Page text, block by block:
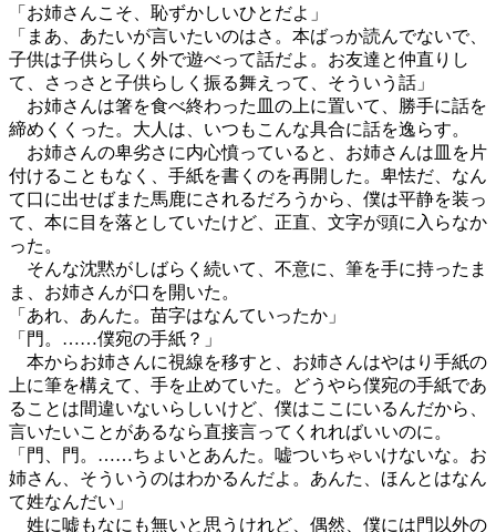
「お姉さんこそ、恥ずかしいひとだよ」
「まあ、あたいが言いたいのはさ。本ばっか読んでないで、
子供は子供らしく外で遊べって話だよ。お友達と仲直りし
て、さっさと子供らしく振る舞えって、そういう話」
お姉さんは箸を食べ終わった皿の上に置いて、勝手に話を
締めくくった。大人は、いつもこんな具合に話を逸らす。
お姉さんの卑劣さに内心憤っていると、お姉さんは皿を片
付けることもなく、手紙を書くのを再開した。卑怯だ、なん
て口に出せばまた馬鹿にされるだろうから、僕は平静を装っ
て、本に目を落としていたけど、正直、文字が頭に入らなか
った。
そんな沈黙がしばらく続いて、不意に、筆を手に持ったま
ま、お姉さんが口を開いた。
「あれ、あんた。苗字はなんていったか」
「門。……僕宛の手紙？」
本からお姉さんに視線を移すと、お姉さんはやはり手紙の
上に筆を構えて、手を止めていた。どうやら僕宛の手紙であ
ることは間違いないらしいけど、僕はここにいるんだから、
言いたいことがあるなら直接言ってくれればいいのに。
「門、門。……ちょいとあんた。嘘ついちゃいけないな。お
姉さん、そういうのはわかるんだよ。あんた、ほんとはなん
て姓なんだい」
姓に嘘もなにも無いと思うけれど、偶然、僕には門以外の